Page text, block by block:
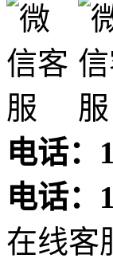
电话：
电话：
在线客